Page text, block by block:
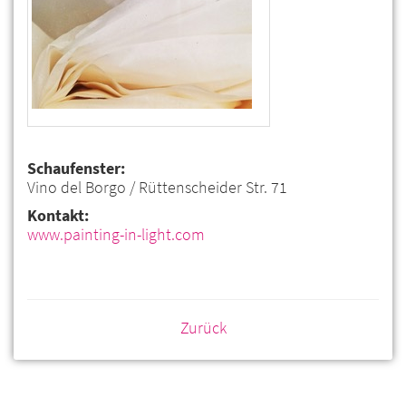
Schaufenster:
Vino del Borgo / Rüttenscheider Str. 71
Kontakt:
www.painting-in-light.com
Zurück